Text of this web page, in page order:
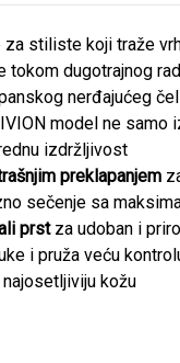
stiliste koji traže
tokom dugotrajnog
nerđajućeg
model ne
izdržljivost
preklapanjem
sečenje sa
prstza udoban i
i pruža veću
kožu